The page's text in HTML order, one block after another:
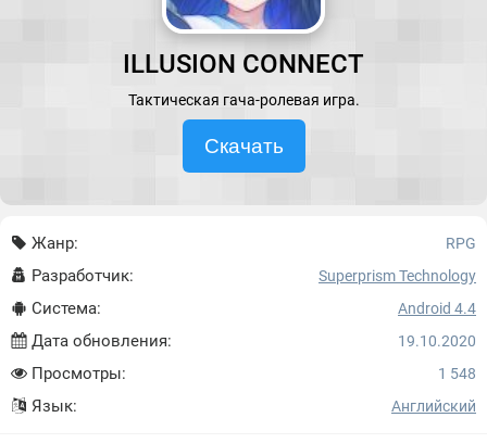
ILLUSION CONNECT
Тактическая гача-ролевая игра.
Скачать
Жанр: RPG
Разработчик: Superprism Technology
Система: Android 4.4
Дата обновления: 19.10.2020
Просмотры: 1 548
Язык: Английский